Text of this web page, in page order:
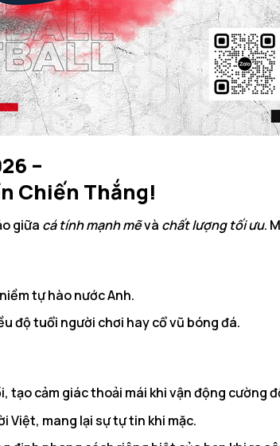
–
Chiến Thắng!
giữa cá tính mạnh mẽvà chất lượng tối ưu.
tự hào nước Anh.
độ tuổi người chơi hay cổ vũ bóng đá.
tạo cảm giác thoải mái khi vận động cường
Việt, mang lại sự tự tin khi mặc.